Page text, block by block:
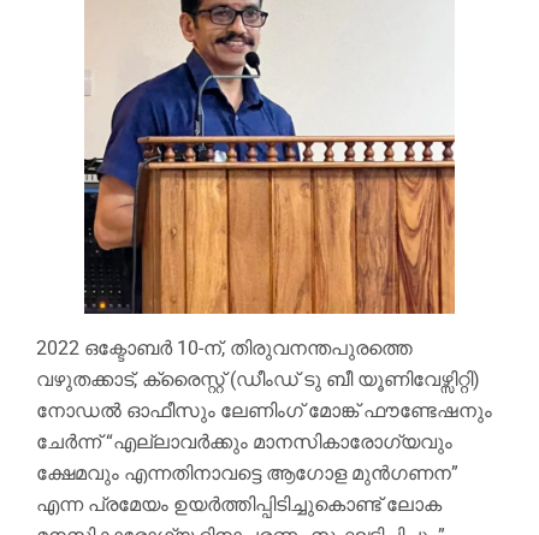
2022 ഒക്ടോബർ 10-ന്, തിരുവനന്തപുരത്തെ
വഴുതക്കാട്, ക്രൈസ്റ്റ് (ഡീംഡ് ടു ബീ യൂണിവേഴ്സിറ്റി)
നോഡൽ ഓഫീസും ലേണിംഗ് മോങ്ക് ഫൗണ്ടേഷനും
ചേർന്ന് “എല്ലാവർക്കും മാനസികാരോഗ്യവും
ക്ഷേമവും എന്നതിനാവട്ടെ ആഗോള മുൻഗണന”
എന്ന പ്രമേയം ഉയർത്തിപ്പിടിച്ചുകൊണ്ട് ലോക